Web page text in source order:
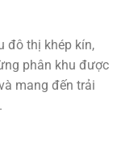
đô thị khép kín,
phân khu được
mang đến trải